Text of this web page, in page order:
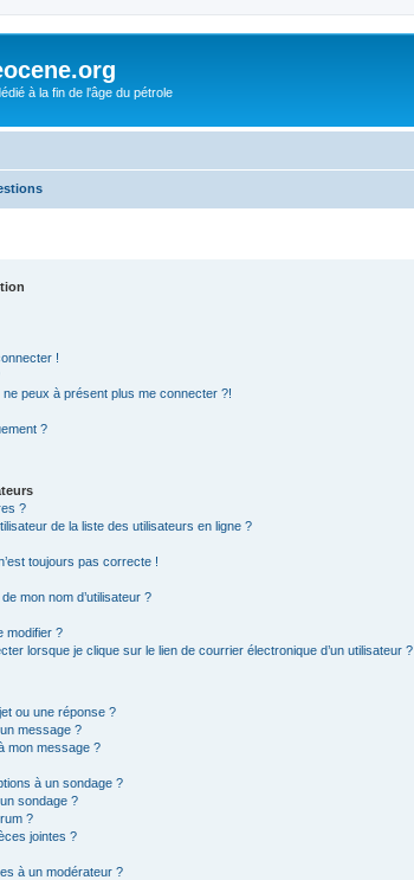
à la fin de l'âge du pétrole
!
peux à présent plus me connecter ?!
?
?
de la liste des utilisateurs en ligne ?
toujours pas correcte !
mon nom d’utilisateur ?
modifier ?
lorsque je clique sur le lien de courrier électronique d’un utilisateur ?
ou une réponse ?
message ?
mon message ?
à un sondage ?
sondage ?
?
jointes ?
à un modérateur ?